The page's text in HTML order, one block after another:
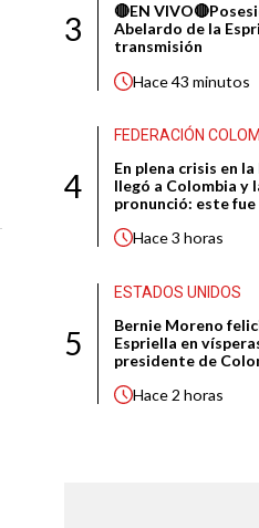
3
🔴EN
Abelardo de la
transmisión
Hace43 minutos
4
FEDERACIÓN
En plena crisis en
llegó a Colombia y
pronunció: este fue
Hace3 horas
5
ESTADOS UNIDOS
Bernie Moreno
Espriella en
presidente de
Hace2 horas